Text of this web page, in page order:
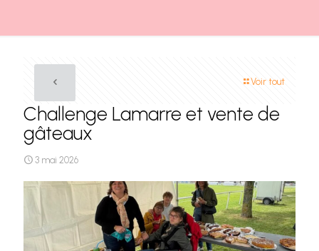
Voir tout
Challenge Lamarre et vente de
gâteaux
3 mai 2026